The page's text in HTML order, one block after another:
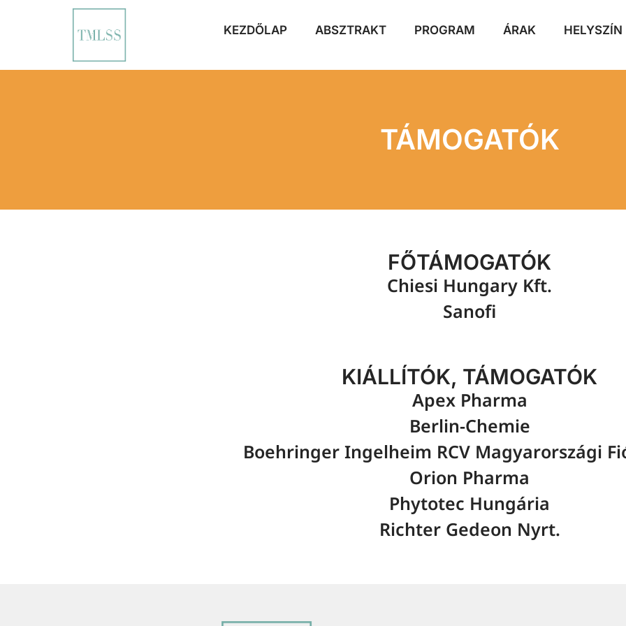
KEZDŐLAP ABSZTRAKT PROGRAM ÁRAK HELYSZÍN
TÁMOGATÓK
FŐTÁMOGATÓK
Chiesi Hungary Kft.
Sanofi
KIÁLLÍTÓK, TÁMOGATÓK
Apex Pharma
Berlin-Chemie
Boehringer Ingelheim RCV Magyarországi
Orion Pharma
Phytotec Hungária
Richter Gedeon Nyrt.